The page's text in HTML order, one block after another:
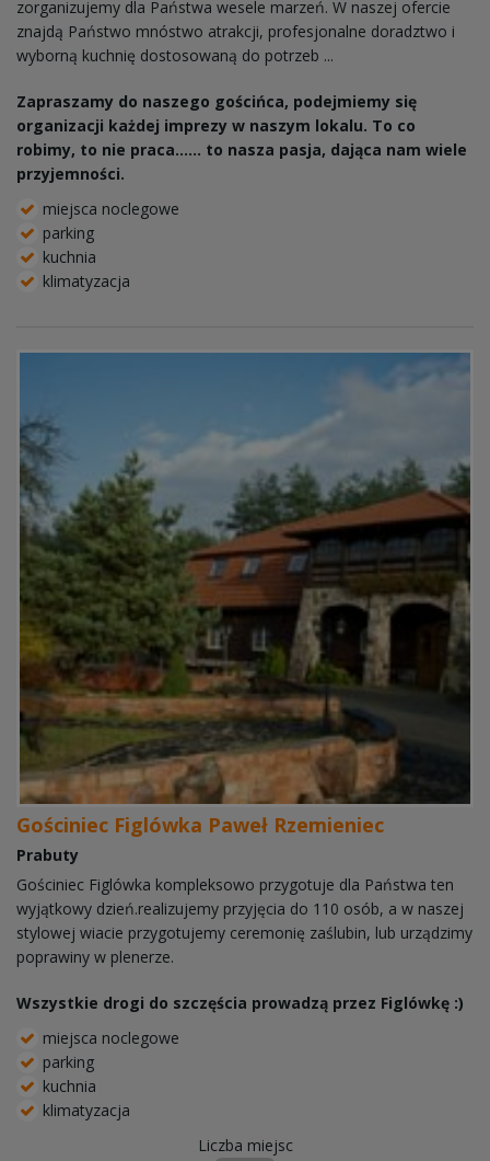
zorganizujemy dla Państwa wesele marzeń. W naszej ofercie
znajdą Państwo mnóstwo atrakcji, profesjonalne doradztwo i
wyborną kuchnię dostosowaną do potrzeb ...
Zapraszamy do naszego gościńca, podejmiemy się
organizacji każdej imprezy w naszym lokalu. To co
robimy, to nie praca...... to nasza pasja, dająca nam wiele
przyjemności.
miejsca noclegowe
parking
kuchnia
klimatyzacja
Gościniec Figlówka Paweł Rzemieniec
Prabuty
Gościniec Figlówka kompleksowo przygotuje dla Państwa ten
wyjątkowy dzień.realizujemy przyjęcia do 110 osób, a w naszej
stylowej wiacie przygotujemy ceremonię zaślubin, lub urządzimy
poprawiny w plenerze.
Wszystkie drogi do szczęścia prowadzą przez Figlówkę :)
miejsca noclegowe
parking
kuchnia
klimatyzacja
Liczba miejsc